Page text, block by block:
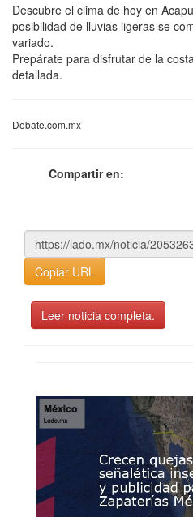
Descubre el clima de hoy en
posibilidad de lluvias ligeras se
variado.
Prepárate para disfrutar de la
detallada.
Debate.com.mx
Compartir en:
Copiar URL
Leer noticia completa.